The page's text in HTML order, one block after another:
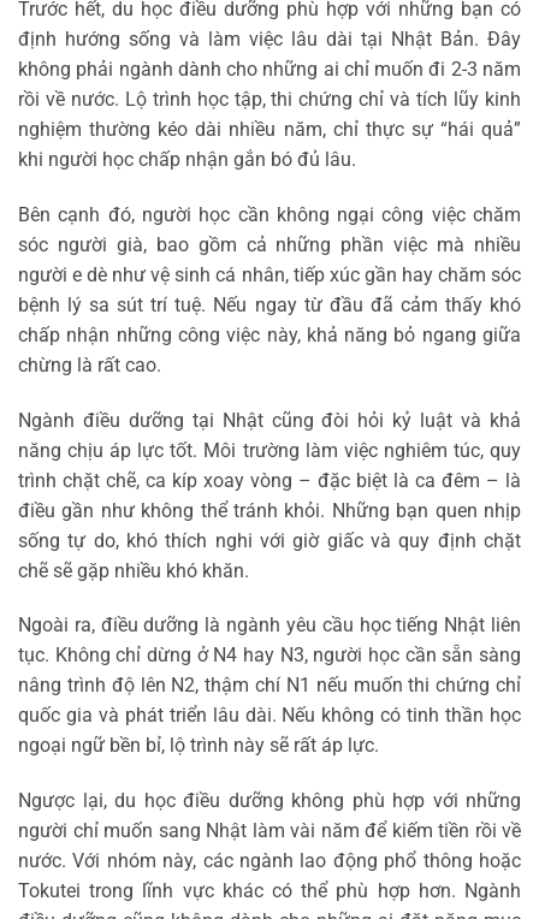
Trước hết, du học điều dưỡng phù hợp với những bạn có
định hướng sống và làm việc lâu dài tại Nhật Bản. Đây
không phải ngành dành cho những ai chỉ muốn đi 2-3 năm
rồi về nước. Lộ trình học tập, thi chứng chỉ và tích lũy kinh
nghiệm thường kéo dài nhiều năm, chỉ thực sự “hái quả”
khi người học chấp nhận gắn bó đủ lâu.
Bên cạnh đó, người học cần không ngại công việc chăm
sóc người già, bao gồm cả những phần việc mà nhiều
người e dè như vệ sinh cá nhân, tiếp xúc gần hay chăm sóc
bệnh lý sa sút trí tuệ. Nếu ngay từ đầu đã cảm thấy khó
chấp nhận những công việc này, khả năng bỏ ngang giữa
chừng là rất cao.
Ngành điều dưỡng tại Nhật cũng đòi hỏi kỷ luật và khả
năng chịu áp lực tốt. Môi trường làm việc nghiêm túc, quy
trình chặt chẽ, ca kíp xoay vòng – đặc biệt là ca đêm – là
điều gần như không thể tránh khỏi. Những bạn quen nhịp
sống tự do, khó thích nghi với giờ giấc và quy định chặt
chẽ sẽ gặp nhiều khó khăn.
Ngoài ra, điều dưỡng là ngành yêu cầu học tiếng Nhật liên
tục. Không chỉ dừng ở N4 hay N3, người học cần sẵn sàng
nâng trình độ lên N2, thậm chí N1 nếu muốn thi chứng chỉ
quốc gia và phát triển lâu dài. Nếu không có tinh thần học
ngoại ngữ bền bỉ, lộ trình này sẽ rất áp lực.
Ngược lại, du học điều dưỡng không phù hợp với những
người chỉ muốn sang Nhật làm vài năm để kiếm tiền rồi về
nước. Với nhóm này, các ngành lao động phổ thông hoặc
Tokutei trong lĩnh vực khác có thể phù hợp hơn. Ngành